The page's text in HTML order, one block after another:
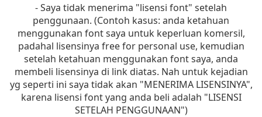
- Saya tidak menerima "lisensi font" setelah
penggunaan. (Contoh kasus: anda ketahuan
menggunakan font saya untuk keperluan komersil,
padahal lisensinya free for personal use, kemudian
setelah ketahuan menggunakan font saya, anda
membeli lisensinya di link diatas. Nah untuk kejadian
yg seperti ini saya tidak akan "MENERIMA LISENSINYA",
karena lisensi font yang anda beli adalah "LISENSI
SETELAH PENGGUNAAN")